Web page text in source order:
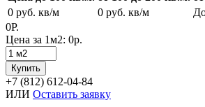
0 руб. кв/м 0 руб. кв/м
0Р.
Цена за 1м2: 0р.
Купить
+7 (812) 612-04-84
ИЛИ Оставить заявку